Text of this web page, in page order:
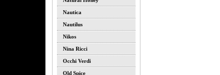
Nautica
Nautilus
Nikos
Nina Ricci
Occhi Verdi
Old Spice